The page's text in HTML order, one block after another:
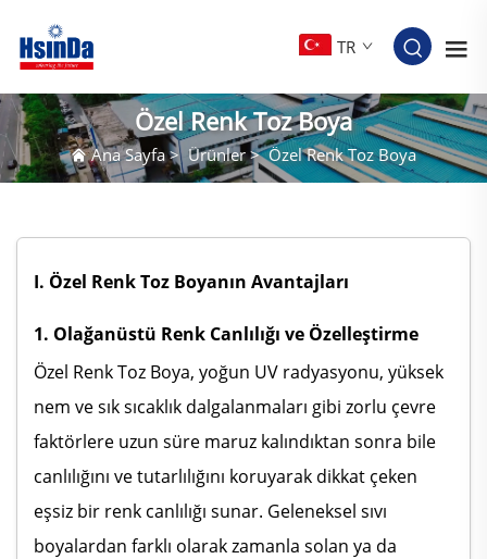
TR
Özel Renk Toz Boya
Ana Sayfa> Ürünler>Özel Renk Toz Boya
I. Özel Renk Toz Boyanın Avantajları
1. Olağanüstü Renk Canlılığı ve Özelleştirme
Özel Renk Toz Boya, yoğun UV radyasyonu, yüksek
nem ve sık sıcaklık dalgalanmaları gibi zorlu çevre
faktörlere uzun süre maruz kalındıktan sonra bile
canlılığını ve tutarlılığını koruyarak dikkat çeken
eşsiz bir renk canlılığı sunar. Geleneksel sıvı
boyalardan farklı olarak zamanla solan ya da